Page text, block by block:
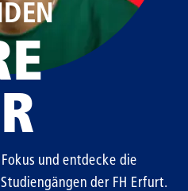
und entdecke die
der FH Erfurt.